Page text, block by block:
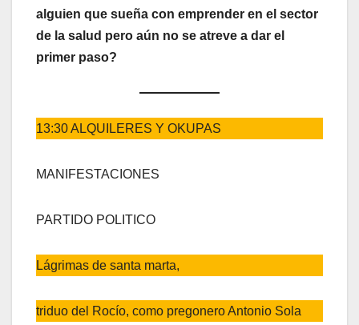
alguien que sueña con emprender en el sector
de la salud pero aún no se atreve a dar el
primer paso?
13:30 ALQUILERES Y OKUPAS
MANIFESTACIONES
PARTIDO POLITICO
Lágrimas de santa marta,
triduo del Rocío, como pregonero Antonio Sola